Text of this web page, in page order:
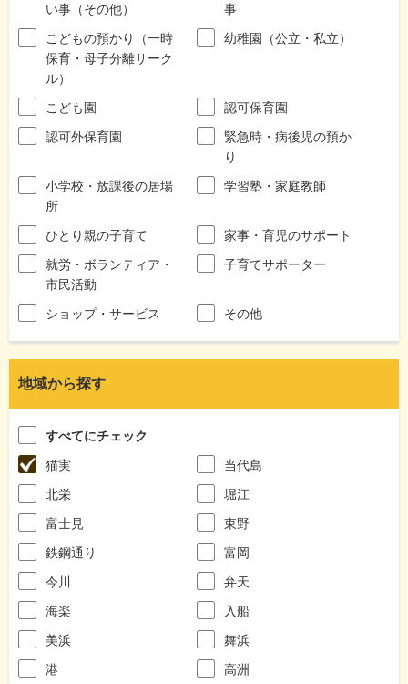
い事（その他）
事
こどもの預かり（一時
保育・母子分離サーク
ル）
幼稚園（公立・私立）
こども園
認可保育園
認可外保育園
緊急時・病後児の預か
り
小学校・放課後の居場
所
学習塾・家庭教師
ひとり親の子育て
家事・育児のサポート
就労・ボランティア・
市民活動
子育てサポーター
ショップ・サービス その他
地域から探す
すべてにチェック
猫実
当代島
北栄
堀江
富士見
東野
鉄鋼通り
富岡
今川
弁天
海楽
入船
美浜
舞浜
港
高洲